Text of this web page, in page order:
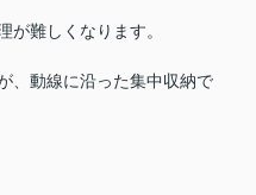
が難しくなります。
、動線に沿った集中収納で